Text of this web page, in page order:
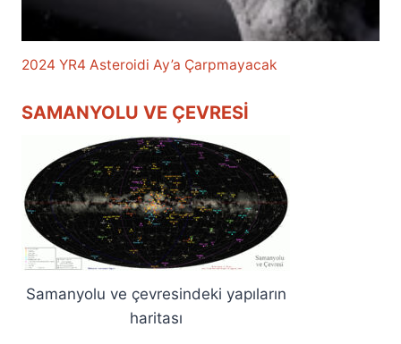
2024 YR4 Asteroidi Ay’a Çarpmayacak
SAMANYOLU VE ÇEVRESI
Samanyolu ve çevresindeki yapıların
haritası